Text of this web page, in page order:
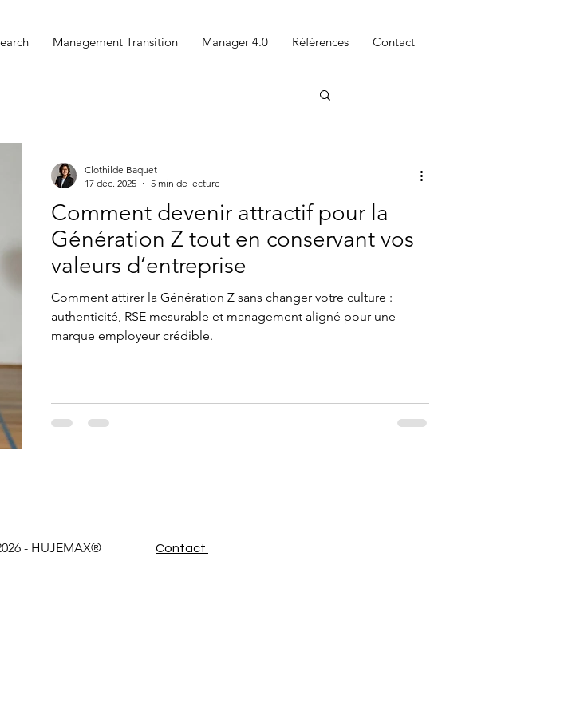
Management Transition Manager 4.0 Références Contact
Comment devenir attractif pour la
Génération Z tout en conservant vos
valeurs d’entreprise
Comment attirer la Génération Z sans changer votre culture :
authenticité, RSE mesurable et management aligné pour une
marque employeur crédible.
Clothilde Baquet
17 déc. 2025
5 min de lecture
- HUJEMAX® Contact